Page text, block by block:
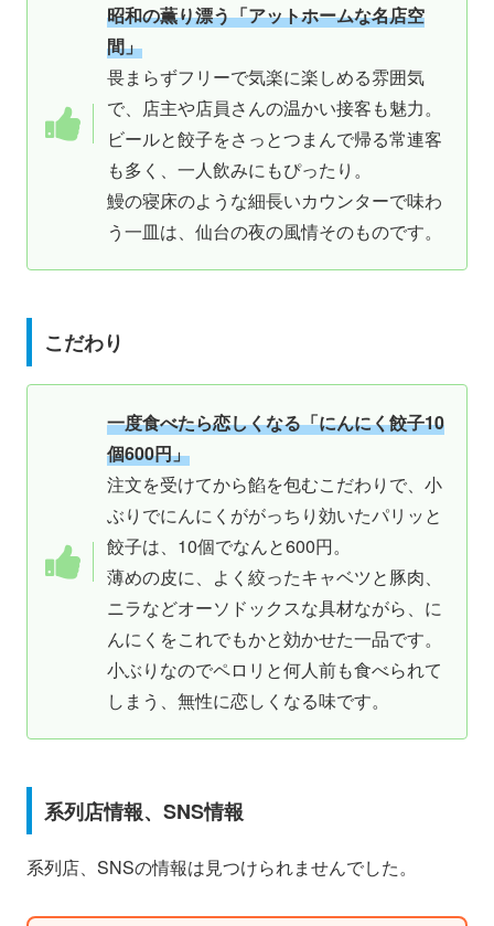
昭和の薫り漂う「アットホームな名店空
間」
畏まらずフリーで気楽に楽しめる雰囲気
で、店主や店員さんの温かい接客も魅力。
ビールと餃子をさっとつまんで帰る常連客
も多く、一人飲みにもぴったり。
鰻の寝床のような細長いカウンターで味わ
う一皿は、仙台の夜の風情そのものです。
こだわり
一度食べたら恋しくなる「にんにく餃子10
個600円」
注文を受けてから餡を包むこだわりで、小
ぶりでにんにくががっちり効いたパリッと
餃子は、10個でなんと600円。
薄めの皮に、よく絞ったキャベツと豚肉、
ニラなどオーソドックスな具材ながら、に
んにくをこれでもかと効かせた一品です。
小ぶりなのでペロリと何人前も食べられて
しまう、無性に恋しくなる味です。
系列店情報、SNS情報
系列店、SNSの情報は見つけられませんでした。